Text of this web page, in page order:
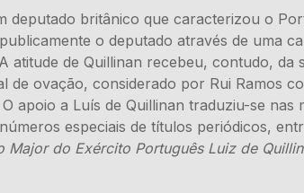
deputado britânico que caracterizou o
o deputado através de uma
atitude de Quillinan recebeu, contudo, da
ovação, considerado por Rui Ramos
apoio a Luís de Quillinan traduziu-se nas
especiais de títulos periódicos,
do Exército Português Luiz de